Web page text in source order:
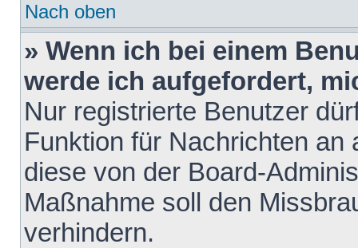
Nach oben
» Wenn ich bei einem
werde ich aufgefordert,
Nur registrierte Benutzer
Funktion für Nachrichten
diese von der Board-
Maßnahme soll den
verhindern.